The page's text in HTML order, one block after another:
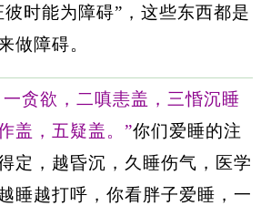
时能为障碍”，这些东西都是
做障碍。
贪欲，二嗔恚盖，三惛沉睡
盖，五疑盖。”你们爱睡的注
定，越昏沉，久睡伤气，医学
睡越打呼，你看胖子爱睡，一